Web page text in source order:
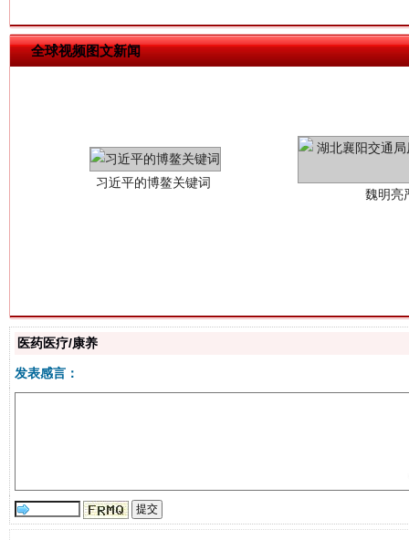
全球视频图文新闻
“刷贴”乱象丛生
生
医药医疗/康养
发表感言：